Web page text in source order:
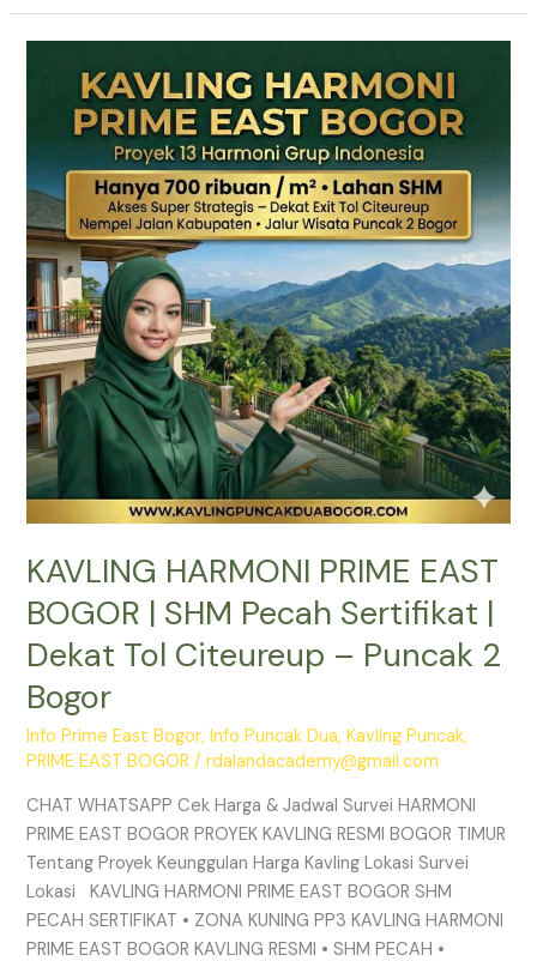
KAVLING HARMONI PRIME EAST
BOGOR | SHM Pecah Sertifikat |
Dekat Tol Citeureup – Puncak 2
Bogor
Info Prime East Bogor,Info Puncak Dua,Kavling Puncak,
PRIME EAST BOGOR /rdalandacademy@gmail.com
CHAT WHATSAPP Cek Harga & Jadwal Survei HARMONI
PRIME EAST BOGOR PROYEK KAVLING RESMI BOGOR TIMUR
Tentang Proyek Keunggulan Harga Kavling Lokasi Survei
Lokasi KAVLING HARMONI PRIME EAST BOGOR SHM
PECAH SERTIFIKAT • ZONA KUNING PP3 KAVLING HARMONI
PRIME EAST BOGOR KAVLING RESMI • SHM PECAH •
HARMONI
BOGOR
|
SHM
Pecah
Sertifikat
|
Dekat
Tol
Citeureup
–
Puncak
2